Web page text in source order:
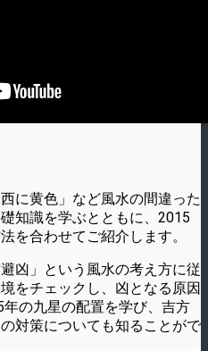
に黄色」など風水の間違った
知識を学ぶとともに、2015
を合わせてご紹介します。
凶」という風水の考え方に従
をチェックし、凶となる原因
の九星の配置を学び、吉方
対策についても知ることがで